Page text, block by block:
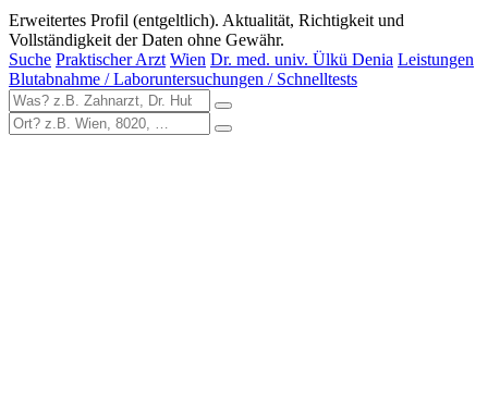
Erweitertes Profil (entgeltlich). Aktualität, Richtigkeit und
Vollständigkeit der Daten ohne Gewähr.
Suche Praktischer Arzt Wien Dr. med. univ. Ülkü Denia Leistungen
Blutabnahme / Laboruntersuchungen / Schnelltests